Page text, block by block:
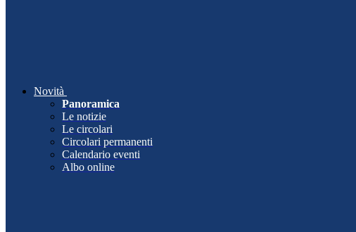
Novità
Panoramica
Le notizie
Le circolari
Circolari permanenti
Calendario eventi
Albo online